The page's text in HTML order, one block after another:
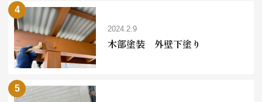
2024.2.9
木部塗装 外壁下塗り